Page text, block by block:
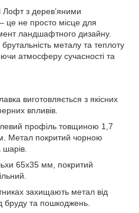
Лофт з дерев’яними
це не просто місце для
ландшафтного дизайну.
брутальність металу та теплоту
атмосферу сучасності та
лавка виготовляється з якісних
впливів.
профіль товщиною 1,7
Метал покритий чорною
65х35 мм, покритий
захищають метал від
бруду та пошкоджень.